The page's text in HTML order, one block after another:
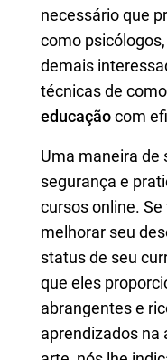
necessário que
como
demais
técnicas de
educaçãocom
Uma maneira de
segurança e
cursos online.
melhorar seu
status de seu
que eles
abrangentes e
aprendizados na